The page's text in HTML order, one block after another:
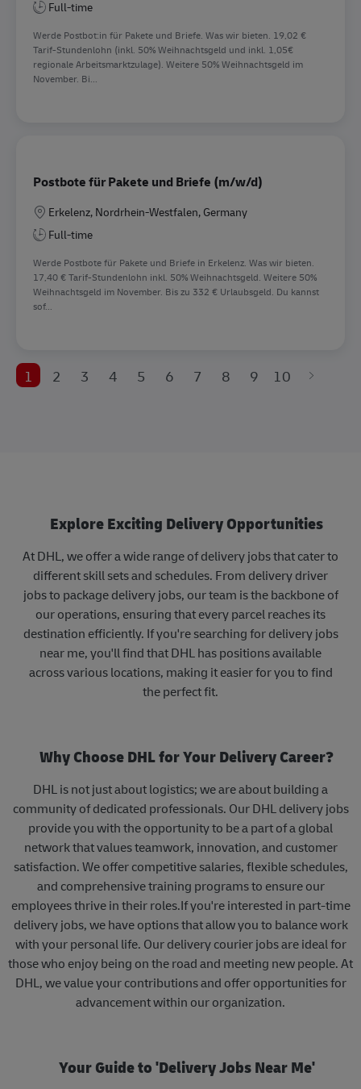
Full-time
Werde Postbot:in für Pakete und Briefe. Was wir bieten. 19,02 €
Tarif-Stundenlohn (inkl. 50% Weihnachtsgeld und inkl. 1,05€
regionale Arbeitsmarktzulage). Weitere 50% Weihnachtsgeld im
November. Bi...
Postbote für Pakete und Briefe (m/w/d)
Location
Erkelenz, Nordrhein-Westfalen, Germany
Full-time
Werde Postbote für Pakete und Briefe in Erkelenz. Was wir bieten.
17,40 € Tarif-Stundenlohn inkl. 50% Weihnachtsgeld. Weitere 50%
Weihnachtsgeld im November. Bis zu 332 € Urlaubsgeld. Du kannst
sof...
1 2 3 4 5 6 7 8 9 10
Explore Exciting Delivery Opportunities
At DHL, we offer a wide range of delivery jobs that cater to
different skill sets and schedules. From delivery driver
jobs to package delivery jobs, our team is the backbone of
our operations, ensuring that every parcel reaches its
destination efficiently. If you're searching for delivery jobs
near me, you'll find that DHL has positions available
across various locations, making it easier for you to find
the perfect fit.
Why Choose DHL for Your Delivery Career?
DHL is not just about logistics; we are about building a
community of dedicated professionals. Our DHL delivery jobs
provide you with the opportunity to be a part of a global
network that values teamwork, innovation, and customer
satisfaction. We offer competitive salaries, flexible schedules,
and comprehensive training programs to ensure our
employees thrive in their roles.If you're interested in part-time
delivery jobs, we have options that allow you to balance work
with your personal life. Our delivery courier jobs are ideal for
those who enjoy being on the road and meeting new people. At
DHL, we value your contributions and offer opportunities for
advancement within our organization.
Your Guide to 'Delivery Jobs Near Me'